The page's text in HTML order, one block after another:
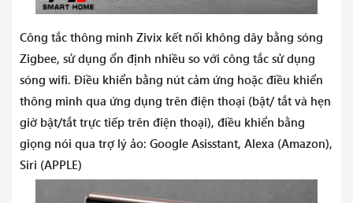
Công tắc thông minh Zivix kết nối không dây bằng sóng
Zigbee, sử dụng ổn định nhiều so với công tắc sử dụng
sóng wifi. Điều khiển bằng nút cảm ứng hoặc điều khiển
thông minh qua ứng dụng trên điện thoại (bật/ tắt và hẹn
giờ bật/tắt trực tiếp trên điện thoại), điều khiển bằng
giọng nói qua trợ lý ảo: Google Asisstant, Alexa (Amazon),
Siri (APPLE)